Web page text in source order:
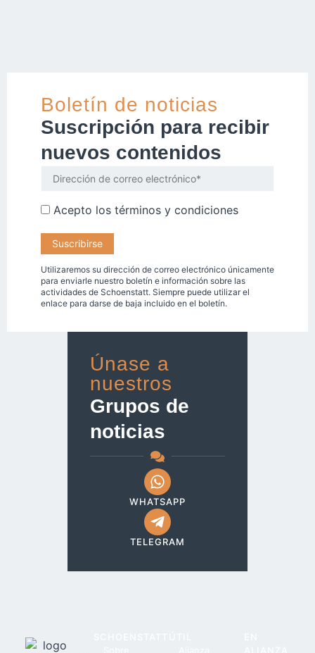
Boletín de noticias
Suscripción para recibir
nuevos contenidos
Acepto los términos y condiciones
Utilizaremos su dirección de correo electrónico únicamente
para enviarle nuestro boletín e información sobre las
actividades de Schoenstatt. Siempre puede utilizar el
enlace para darse de baja incluido en el boletín.
Únase a
nuestros
Grupos de
noticias
WHATSAPP
TELEGRAM